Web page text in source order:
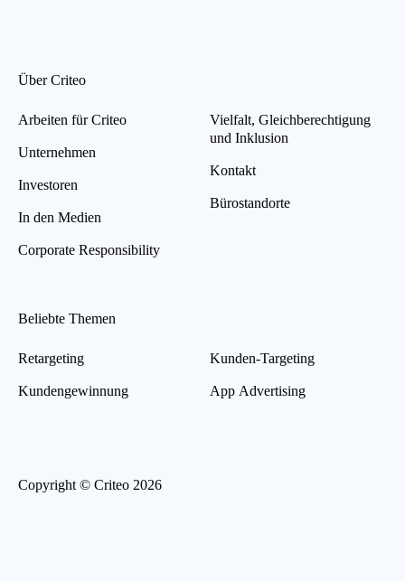
Über Criteo
Arbeiten für Criteo
Unternehmen
Investoren
In den Medien
Corporate Responsibility
Vielfalt, Gleichberechtigung
und Inklusion
Kontakt
Bürostandorte
Beliebte Themen
Retargeting
Kundengewinnung
Kunden-Targeting
App Advertising
Copyright © Criteo 2026